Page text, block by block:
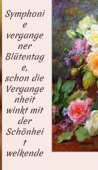
Symphoni
e
vergange
ner
Blütentag
e,
schon die
Vergange
nheit
winkt mit
der
Schönhei
t
welkende